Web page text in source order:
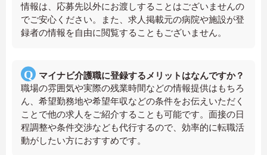
情報は、応募先以外にお渡しすることはございませんの
でご安心ください。また、求人掲載元の病院や施設が登
録者の情報を自由に閲覧することもございません。
マイナビ介護職に登録するメリットはなんですか？
職場の雰囲気や実際の残業時間などの情報提供はもちろ
ん、希望勤務地や希望年収などの条件をお伝えいただく
ことで他の求人をご紹介することも可能です。面接の日
程調整や条件交渉なども代行するので、効率的に転職活
動がしたい方におすすめです。